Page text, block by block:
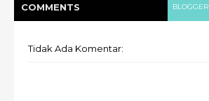
COMMENTS BLOGGER
Tidak Ada Komentar: